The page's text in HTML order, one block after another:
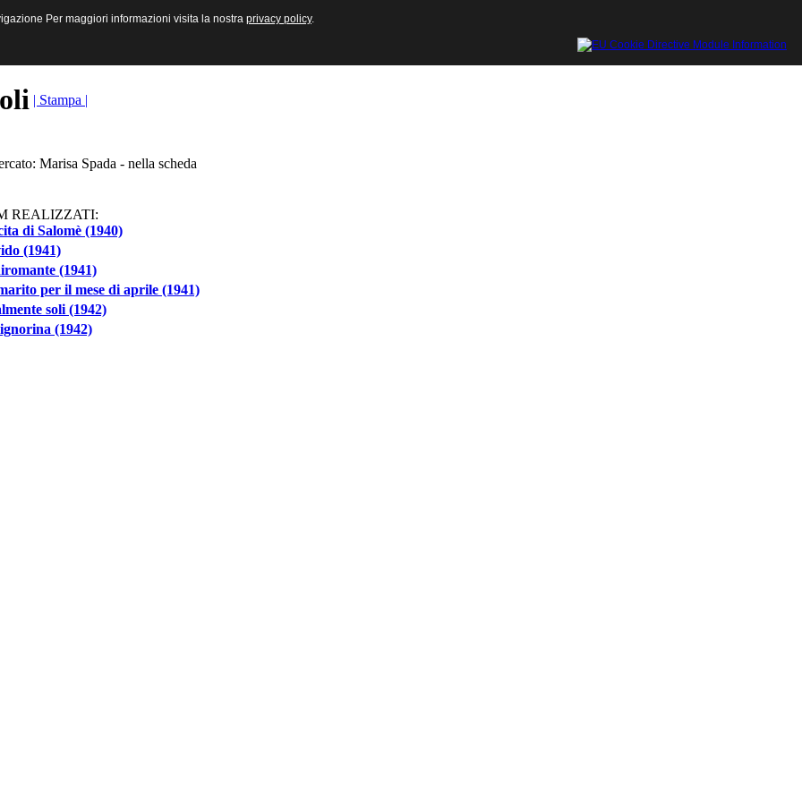
e Multimediali
| Stampa |
Marisa Spada - nella scheda
REALIZZATI:
di Salomè (1940)
(1941)
(1941)
per il mese di aprile (1941)
soli (1942)
(1942)
Per maggiori informazioni visita la nostra privacy policy.
Per maggiori informazioni visita la nostra privacy policy.